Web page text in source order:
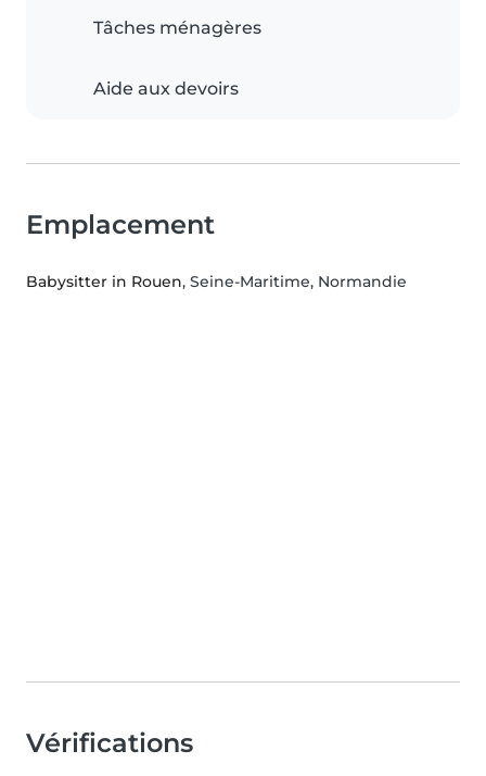
Tâches ménagères
Aide aux devoirs
Emplacement
Babysitter in Rouen, Seine-Maritime, Normandie
Vérifications